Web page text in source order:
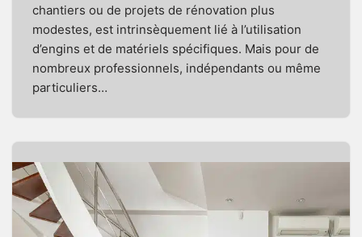
chantiers ou de projets de rénovation plus
modestes, est intrinsèquement lié à l’utilisation
d’engins et de matériels spécifiques. Mais pour de
nombreux professionnels, indépendants ou même
particuliers…